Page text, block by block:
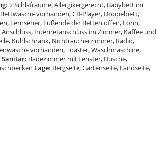
2 Schlafräume, Allergikergerecht, Babybett im
vorhanden, CD-Player, Doppelbett,
Fernseher, Fußende der Betten offen, Föhn,
Internetanschluss im Zimmer, Kaffee und
Kühlschrank, Nichtraucherzimmer, Radio,
vorhanden, Toaster, Waschmaschine,
Sanitär: Badezimmer mit Fenster, Dusche,
Lage: Bergseite, Gartenseite, Landseite,